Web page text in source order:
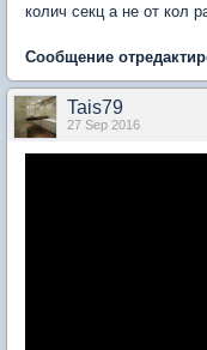
колич секц а не от кол
Сообщение
Tais79
27 Sep 2016